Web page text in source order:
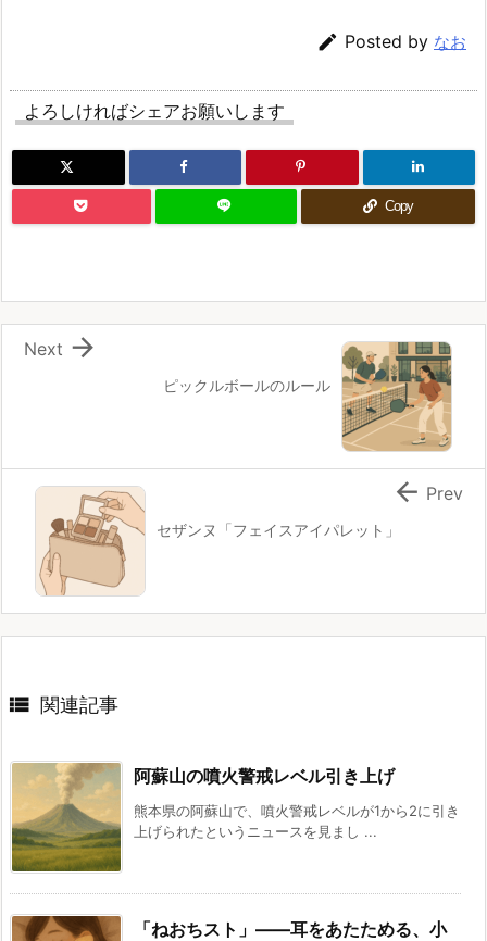
 Posted by なお
よろしければシェアお願いします
Copy
ピックルボールのルール

Next
セザンヌ「フェイスアイパレット」
 Prev
 関連記事
阿蘇山の噴火警戒レベル引き上げ
熊本県の阿蘇山で、噴火警戒レベルが1から2に引き
上げられたというニュースを見まし ...
「ねおちスト」――耳をあたためる、小